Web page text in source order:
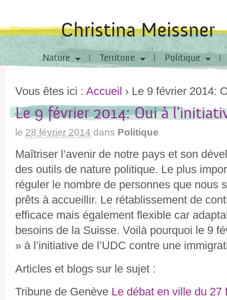
Christina Meissner
Nature Territoire Politique
Vous êtes ici : Accueil › Le 9 février 2014:
Le 9 février 2014: Oui à
le 28 février 2014 dans Politique
Maîtriser l’avenir de notre pays et son
des outils de nature politique. Le plus
réguler le nombre de personnes que nous
prêts à accueillir. Le rétablissement de
efficace mais également flexible car
besoins de la Suisse. Voilà pourquoi le 9
» à l’initiative de l’UDC contre une
Articles et blogs sur le sujet :
Tribune de Genève Le débat en ville du